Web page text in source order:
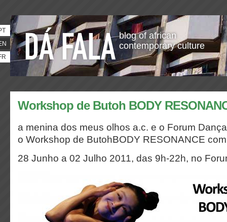
blog of african
contemporary culture
Workshop de Butoh BODY
a menina dos meus olhos a.c. e o Forum
o Workshop de ButohBODY RESONANCE
28 Junho a 02 Julho 2011, das 9h-22h, no